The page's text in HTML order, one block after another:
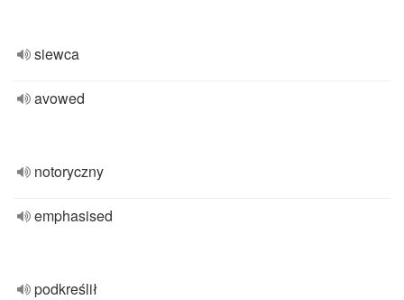
siewca
avowed
notoryczny
emphasised
podkreślił